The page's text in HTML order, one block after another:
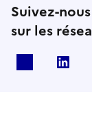
Suivez-nous
sur les